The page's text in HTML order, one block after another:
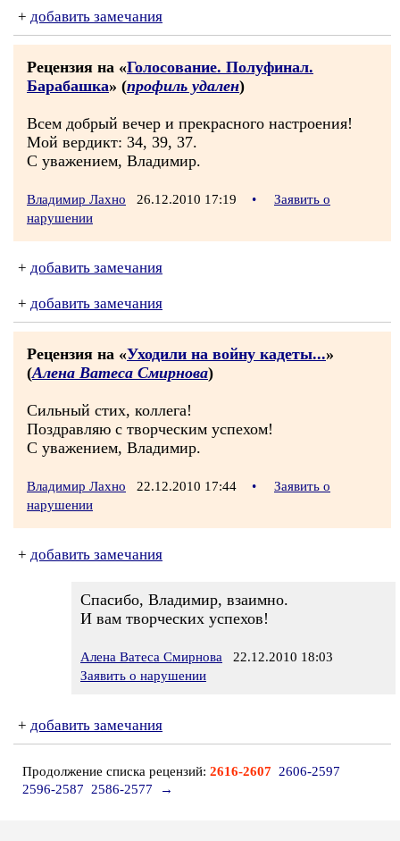
+ добавить замечания
Рецензия на «Голосование. Полуфинал.
Барабашка» (профиль удален)
Всем добрый вечер и прекрасного настроения!
Мой вердикт: 34, 39, 37.
С уважением, Владимир.
Владимир Лахно 26.12.2010 17:19 •
Заявить о
нарушении
+ добавить замечания
+ добавить замечания
Рецензия на «Уходили на войну кадеты...»
(Алена Ватеса Смирнова)
Сильный стих, коллега!
Поздравляю с творческим успехом!
С уважением, Владимир.
Владимир Лахно 22.12.2010 17:44 •
Заявить о
нарушении
+ добавить замечания
Спасибо, Владимир, взаимно.
И вам творческих успехов!
Алена Ватеса Смирнова 22.12.2010 18:03
Заявить о нарушении
+ добавить замечания
Продолжение списка рецензий: 2616-2607 2606-2597
2596-2587
2586-2577 →